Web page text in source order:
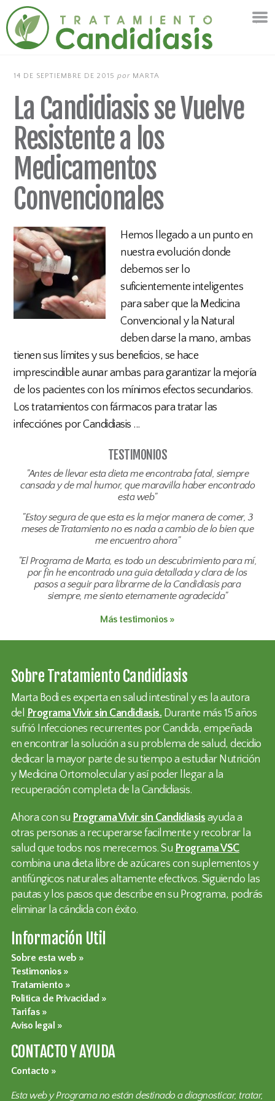
14 DE SEPTIEMBRE DE 2015 por MARTA
La Candidiasis se Vuelve
Resistente a los
Medicamentos
Convencionales
Hemos llegado a un punto en
nuestra evolución donde
debemos ser lo
suficientemente inteligentes
para saber que la Medicina
Convencional y la Natural
deben darse la mano, ambas
tienen sus límites y sus beneficios, se hace
imprescindible aunar ambas para garantizar la mejoría
de los pacientes con los mínimos efectos secundarios.
Los tratamientos con fármacos para tratar las
infecciónes por Candidiasis ...
TESTIMONIOS
"Antes de llevar esta dieta me encontraba fatal, siempre
cansada y de mal humor, que maravilla haber encontrado
esta web"
"Estoy segura de que esta es la mejor manera de comer, 3
meses de Tratamiento no es nada a cambio de lo bien que
me encuentro ahora"
"El Programa de Marta, es todo un descubrimiento para mí,
por fin he encontrado una guia detallada y clara de los
pasos a seguir para librarme de la Candidiasis para
siempre, me siento eternamente agradecida"
Más testimonios »
Sobre Tratamiento Candidiasis
Marta Bodi es experta en salud intestinal y es la autora
del Programa Vivir sin Candidiasis. Durante más 15 años
sufrió Infecciones recurrentes por Candida, empeñada
en encontrar la solución a su problema de salud, decidio
dedicar la mayor parte de su tiempo a estudiar Nutrición
y Medicina Ortomolecular y así poder llegar a la
recuperación completa de la Candidiasis.
Ahora con su Programa Vivir sin Candidiasis ayuda a
otras personas a recuperarse facilmente y recobrar la
salud que todos nos merecemos. Su Programa VSC
combina una dieta libre de azúcares con suplementos y
antifúngicos naturales altamente efectivos. Siguiendo las
pautas y los pasos que describe en su Programa, podrás
eliminar la cándida con éxito.
Información Util
Sobre esta web
Testimonios
Tratamiento
Politica de Privacidad
Tarifas
Aviso legal
CONTACTO Y AYUDA
Contacto
Esta web y Programa no están destinado a diagnosticar, tratar,